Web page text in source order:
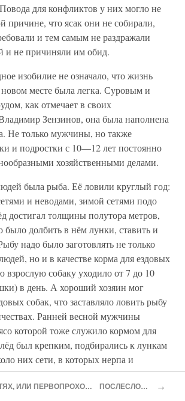
для конфликтов у них могло не
причине, что ясак они не собирали,
и тем самым не раздражали
и не причиняли им обид.
изобилие не означало, что жизнь
новом месте была легка. Суровым и
как отмечает в своих
Зензинов, она была наполнена
Не только мужчины, но также
и подростки с 10—12 лет постоянно
хозяйственными делами.
была рыба. Её ловили круглый год:
и неводами, зимой сетями подо
достигал толщины полутора метров,
было долбить в нём лунки, ставить и
надо было заготовлять не только
но и в качестве корма для ездовых
взрослую собаку уходило от 7 до 10
в день. А хороший хозяин мог
собак, что заставляло ловить рыбу
Ранней весной мужчины
которой тоже служило кормом для
был крепким, подбирались к лункам
них сети, в которых нерпа и
нерпы был довольно опасным,
был не всегда надёжен.
ДЕЛО О РЕДКОСТЯХ, ИЛИ ПЕРВОПРОХОДЦЫ ПОСЛЕСЛОВИЕ →